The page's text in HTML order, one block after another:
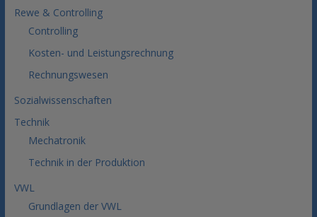
Rewe & Controlling
Controlling
Kosten- und Leistungsrechnung
Rechnungswesen
Sozialwissenschaften
Technik
Mechatronik
Technik in der Produktion
VWL
Grundlagen der VWL